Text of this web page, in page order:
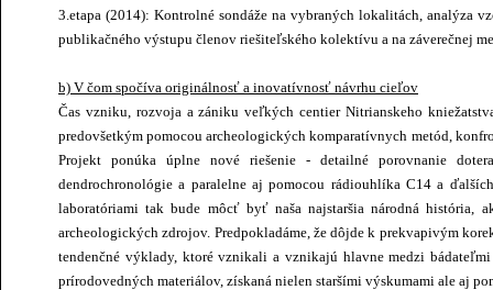
3.etapa (2014): Kontrolné sondáže na vybraných lokalitách, analýza
publikačného výstupu členov riešiteľského kolektívu a na záverečnej
b) V čom spočíva originálnosť a inovatívnosť návrhu cieľov
Čas vzniku, rozvoja a zániku veľkých centier Nitrianskeho
predovšetkým pomocou archeologických komparatívnych metód,
Projekt ponúka úplne nové riešenie - detailné porovnanie
dendrochronológie a paralelne aj pomocou rádiouhlíka C14 a
laboratóriami tak bude môcť byť naša najstaršia národná história,
archeologických zdrojov. Predpokladáme, že dôjde k prekvapivým
tendenčné výklady, ktoré vznikali a vznikajú hlavne medzi
prírodovedných materiálov, získaná nielen staršími výskumami ale aj